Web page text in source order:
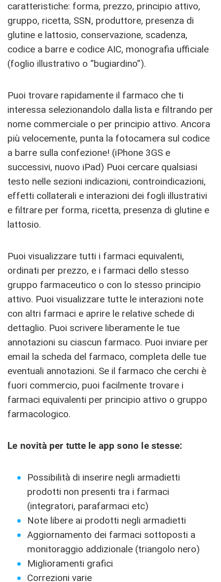
caratteristiche: forma, prezzo, principio attivo,
gruppo, ricetta, SSN, produttore, presenza di
glutine e lattosio, conservazione, scadenza,
codice a barre e codice AIC, monografia ufficiale
(foglio illustrativo o “bugiardino”).
Puoi trovare rapidamente il farmaco che ti
interessa selezionandolo dalla lista e filtrando per
nome commerciale o per principio attivo. Ancora
più velocemente, punta la fotocamera sul codice
a barre sulla confezione! (iPhone 3GS e
successivi, nuovo iPad) Puoi cercare qualsiasi
testo nelle sezioni indicazioni, controindicazioni,
effetti collaterali e interazioni dei fogli illustrativi
e filtrare per forma, ricetta, presenza di glutine e
lattosio.
Puoi visualizzare tutti i farmaci equivalenti,
ordinati per prezzo, e i farmaci dello stesso
gruppo farmaceutico o con lo stesso principio
attivo. Puoi visualizzare tutte le interazioni note
con altri farmaci e aprire le relative schede di
dettaglio. Puoi scrivere liberamente le tue
annotazioni su ciascun farmaco. Puoi inviare per
email la scheda del farmaco, completa delle tue
eventuali annotazioni. Se il farmaco che cerchi è
fuori commercio, puoi facilmente trovare i
farmaci equivalenti per principio attivo o gruppo
farmacologico.
Le novità per tutte le app sono le stesse:
Possibilità di inserire negli armadietti
prodotti non presenti tra i farmaci
(integratori, parafarmaci etc)
Note libere ai prodotti negli armadietti
Aggiornamento dei farmaci sottoposti a
monitoraggio addizionale (triangolo nero)
Miglioramenti grafici
Correzioni varie